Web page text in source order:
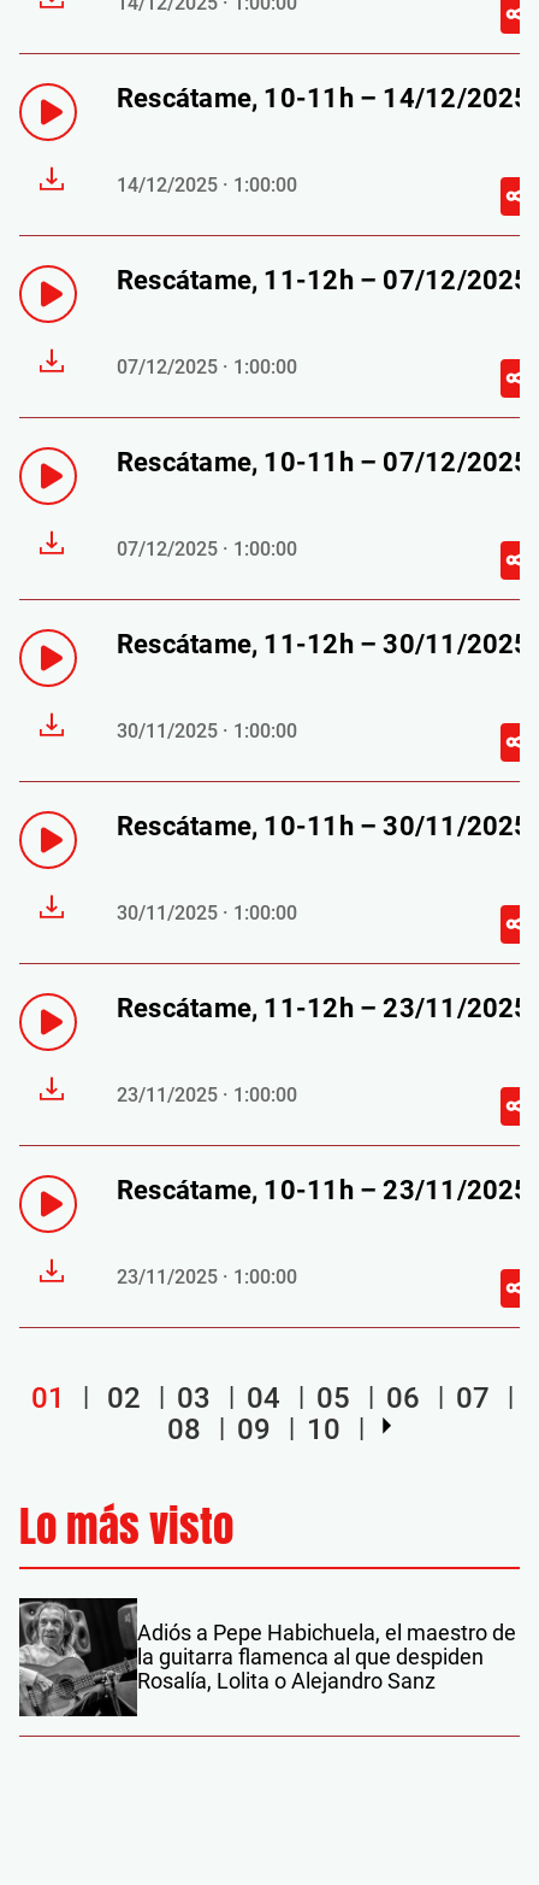
Rescátame, 10-11h – 14/12/2025
14/12/2025 · 1:00:00
Rescátame, 11-12h – 07/12/2025
07/12/2025 · 1:00:00
Rescátame, 10-11h – 07/12/2025
07/12/2025 · 1:00:00
Rescátame, 11-12h – 30/11/2025
30/11/2025 · 1:00:00
Rescátame, 10-11h – 30/11/2025
30/11/2025 · 1:00:00
Rescátame, 11-12h – 23/11/2025
23/11/2025 · 1:00:00
Rescátame, 10-11h – 23/11/2025
23/11/2025 · 1:00:00
01 02 03 04 05 06
07
08
09 10
Lo más visto
Adiós a Pepe Habichuela, el maestro de
la guitarra flamenca al que despiden
Rosalía, Lolita o Alejandro Sanz